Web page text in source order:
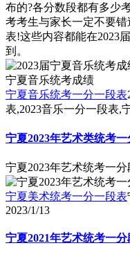
布的?各分数段都有多少
考考生与家长一定不要
表!这些内容都能在2023
到。
宁夏音乐统考一分一段表
表,2023音乐一分一段表,
宁夏2023年艺术类统考
宁夏2023年艺术统考一
宁夏美术统考一分一段表
2023/1/13
宁夏2021年艺术统考一